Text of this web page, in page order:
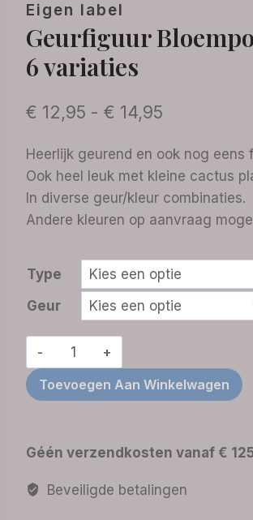
Eigen label
Geurfiguur
6 variaties
€ 12,95 - € 14,95
tot
€ 14,95
Heerlijk geurend en ook nog eens
Ook heel leuk met kleine cactus
In diverse geur/kleur combinaties.
Andere kleuren op aanvraag
Type
Geur
Geurfiguur
Bloempotje
-
variaties
Toevoegen Aan Winkelwagen
Géén verzendkosten vanaf €
Beveiligde betalingen